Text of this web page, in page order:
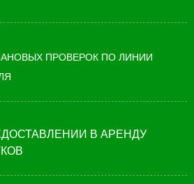
ПРОВЕРОК ПО ЛИНИИ
В АРЕНДУ